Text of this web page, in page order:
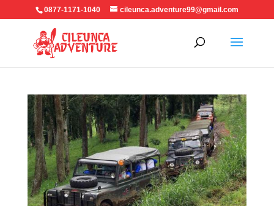
0877-1171-1040 cileunca.adventure99@gmail.com